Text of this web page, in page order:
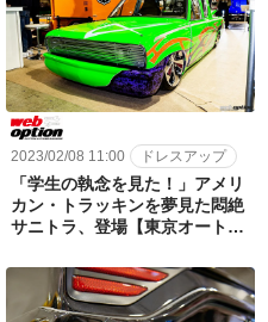
2023/02/08 11:00 ドレスアップ
「学生の執念を見た！」アメリ
カン・トラッキンを夢見た悶絶
サニトラ、登場【東京オートサ